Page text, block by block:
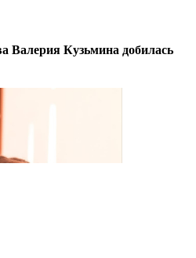
Валерия Кузьмина добилась